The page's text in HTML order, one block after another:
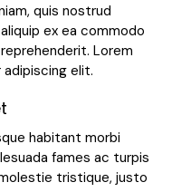
quis nostrud
ex ea commodo
Lorem
elit.
habitant morbi
fames ac turpis
tristique, justo